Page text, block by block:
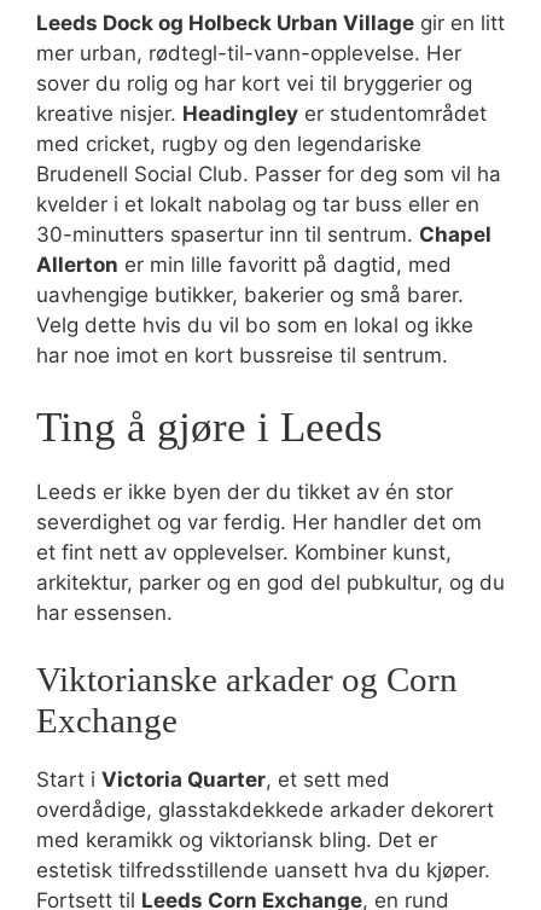
Leeds Dock og Holbeck Urban Village gir en litt
mer urban, rødtegl-til-vann-opplevelse. Her
sover du rolig og har kort vei til bryggerier og
kreative nisjer. Headingley er studentområdet
med cricket, rugby og den legendariske
Brudenell Social Club. Passer for deg som vil ha
kvelder i et lokalt nabolag og tar buss eller en
30-minutters spasertur inn til sentrum. Chapel
Allerton er min lille favoritt på dagtid, med
uavhengige butikker, bakerier og små barer.
Velg dette hvis du vil bo som en lokal og ikke
har noe imot en kort bussreise til sentrum.
Ting å gjøre i Leeds
Leeds er ikke byen der du tikket av én stor
severdighet og var ferdig. Her handler det om
et fint nett av opplevelser. Kombiner kunst,
arkitektur, parker og en god del pubkultur, og du
har essensen.
Viktorianske arkader og Corn
Exchange
Start i Victoria Quarter, et sett med
overdådige, glasstakdekkede arkader dekorert
med keramikk og viktoriansk bling. Det er
estetisk tilfredsstillende uansett hva du kjøper.
Fortsett til Leeds Corn Exchange, en rund